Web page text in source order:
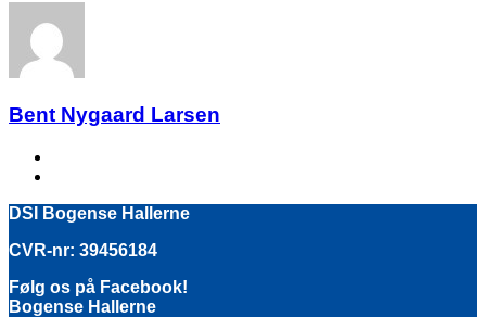
Bent Nygaard Larsen
DSI Bogense Hallerne
CVR-nr: 39456184
Følg os på Facebook!
Bogense Hallerne